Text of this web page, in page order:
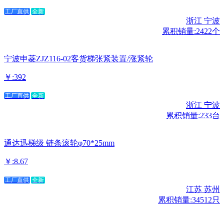
工厂直供 全新
浙江 宁波
累积销量:2422个
宁波申菱ZJZ116-02客货梯张紧装置/涨紧轮
￥:392
工厂直供 全新
浙江 宁波
累积销量:233台
通达迅梯级 链条滚轮φ70*25mm
￥:8.67
工厂直供 全新
江苏 苏州
累积销量:34512只